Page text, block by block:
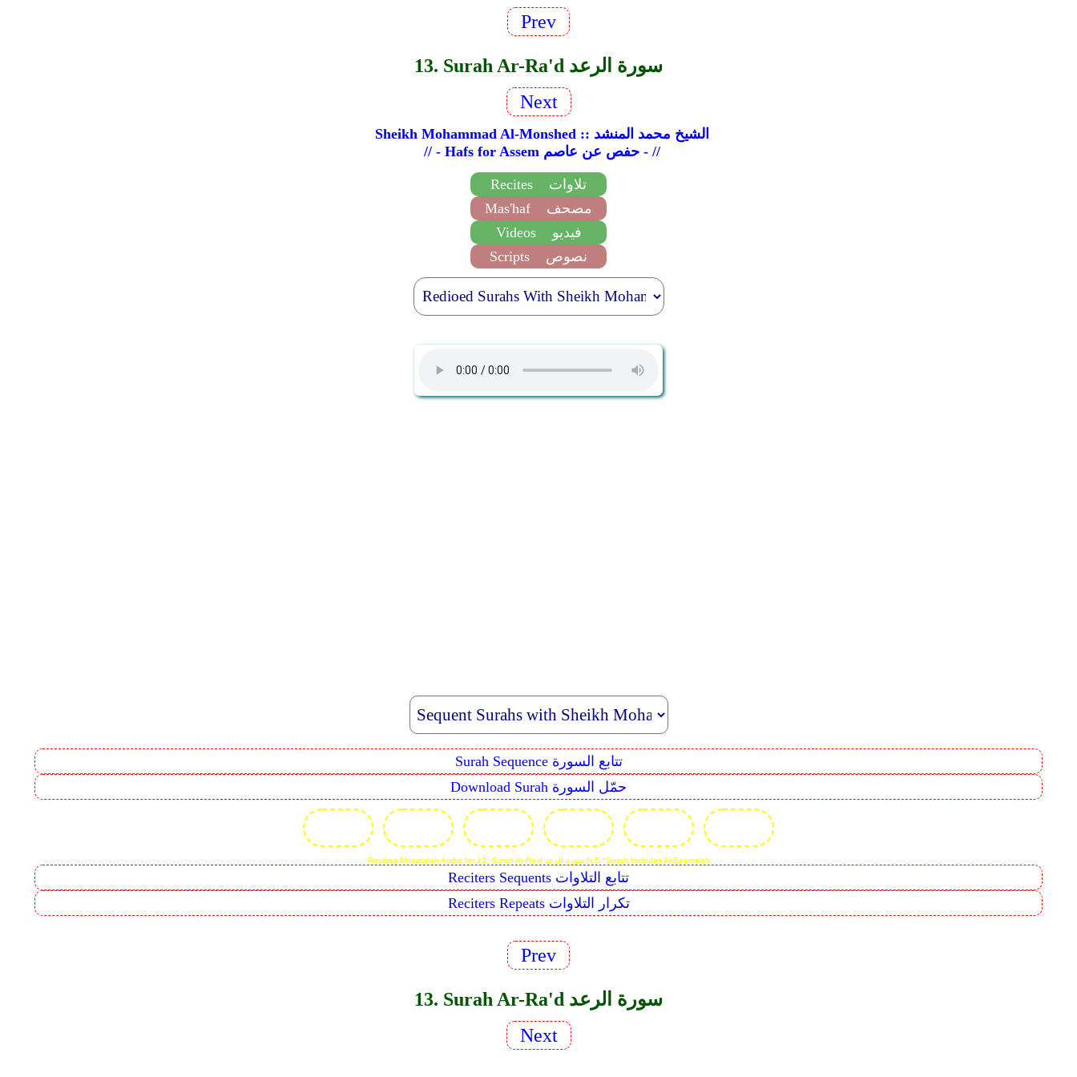
Prev
13. Surah Ar-Ra'd سورة الرعد
Next
Sheikh Mohammad Al-Monshed :: الشيخ محمد المنشد
// - Hafs for Assem حفص عن عاصم - //
Recites
تلاوات
Mas'haf
مصحف
Videos
فيديو
Scripts
نصوص
Surah Sequence تتابع السورة
Download Surah حمّل السورة
Reciting Murattalah Audio for 13. Surah Ar-Ra'd سورة الرعد N.B *Surah Includes Al-Basmalah
Reciters Sequents تتابع التلاوات
Reciters Repeats تكرار التلاوات
Prev
13. Surah Ar-Ra'd سورة الرعد
Next